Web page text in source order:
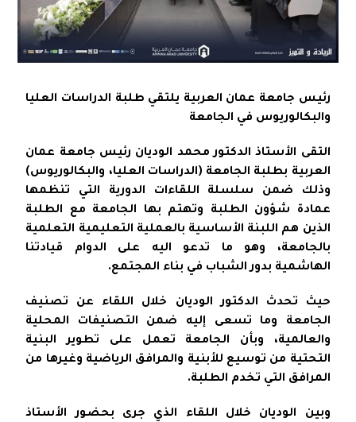
رئيس جامعة عمان العربية يلتقي طلبة الدراسات العليا
والبكالوريوس في الجامعة
التقى الأستاذ الدكتور محمد الوديان رئيس جامعة عمان
العربية بطلبة الجامعة (الدراسات العليا، والبكالوريوس)
وذلك ضمن سلسلة اللقاءات الدورية التي تنظمها
عمادة شؤون الطلبة وتهتم بها الجامعة مع الطلبة
الذين هم اللبنة الأساسية بالعملية التعليمية التعلمية
بالجامعة، وهو ما تدعو اليه على الدوام قيادتنا
الهاشمية بدور الشباب في بناء المجتمع.
حيث تحدث الدكتور الوديان خلال اللقاء عن تصنيف
الجامعة وما تسعى إليه ضمن التصنيفات المحلية
والعالمية، وبأن الجامعة تعمل على تطوير البنية
التحتية من توسيع للأبنية والمرافق الرياضية وغيرها من
المرافق التي تخدم الطلبة.
وبين الوديان خلال اللقاء الذي جرى بحضور الأستاذ